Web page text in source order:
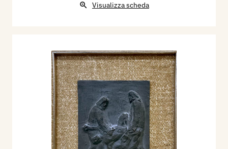
Visualizza scheda